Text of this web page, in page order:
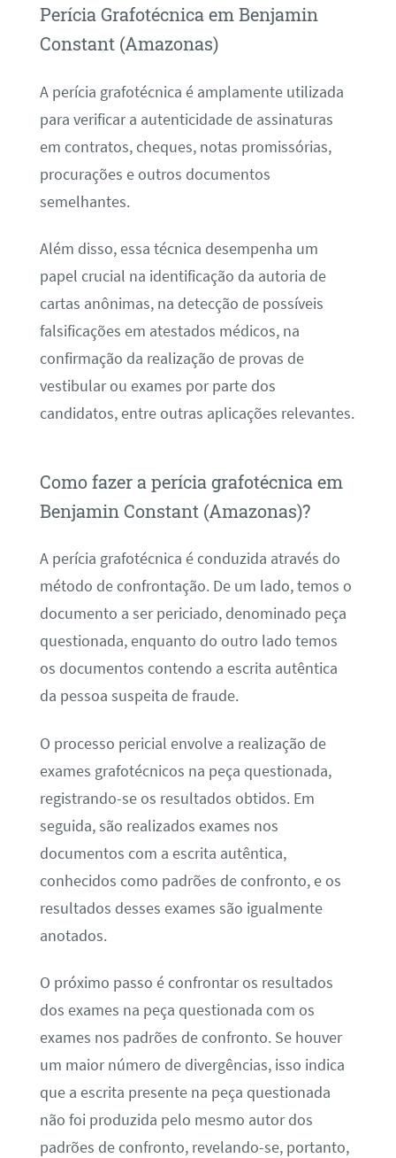
Perícia Grafotécnica em Benjamin
Constant (Amazonas)
A perícia grafotécnica é amplamente utilizada
para verificar a autenticidade de assinaturas
em contratos, cheques, notas promissórias,
procurações e outros documentos
semelhantes.
Além disso, essa técnica desempenha um
papel crucial na identificação da autoria de
cartas anônimas, na detecção de possíveis
falsificações em atestados médicos, na
confirmação da realização de provas de
vestibular ou exames por parte dos
candidatos, entre outras aplicações relevantes.
Como fazer a perícia grafotécnica em
Benjamin Constant (Amazonas)?
A perícia grafotécnica é conduzida através do
método de confrontação. De um lado, temos o
documento a ser periciado, denominado peça
questionada, enquanto do outro lado temos
os documentos contendo a escrita autêntica
da pessoa suspeita de fraude.
O processo pericial envolve a realização de
exames grafotécnicos na peça questionada,
registrando-se os resultados obtidos. Em
seguida, são realizados exames nos
documentos com a escrita autêntica,
conhecidos como padrões de confronto, e os
resultados desses exames são igualmente
anotados.
O próximo passo é confrontar os resultados
dos exames na peça questionada com os
exames nos padrões de confronto. Se houver
um maior número de divergências, isso indica
que a escrita presente na peça questionada
não foi produzida pelo mesmo autor dos
padrões de confronto, revelando-se, portanto,